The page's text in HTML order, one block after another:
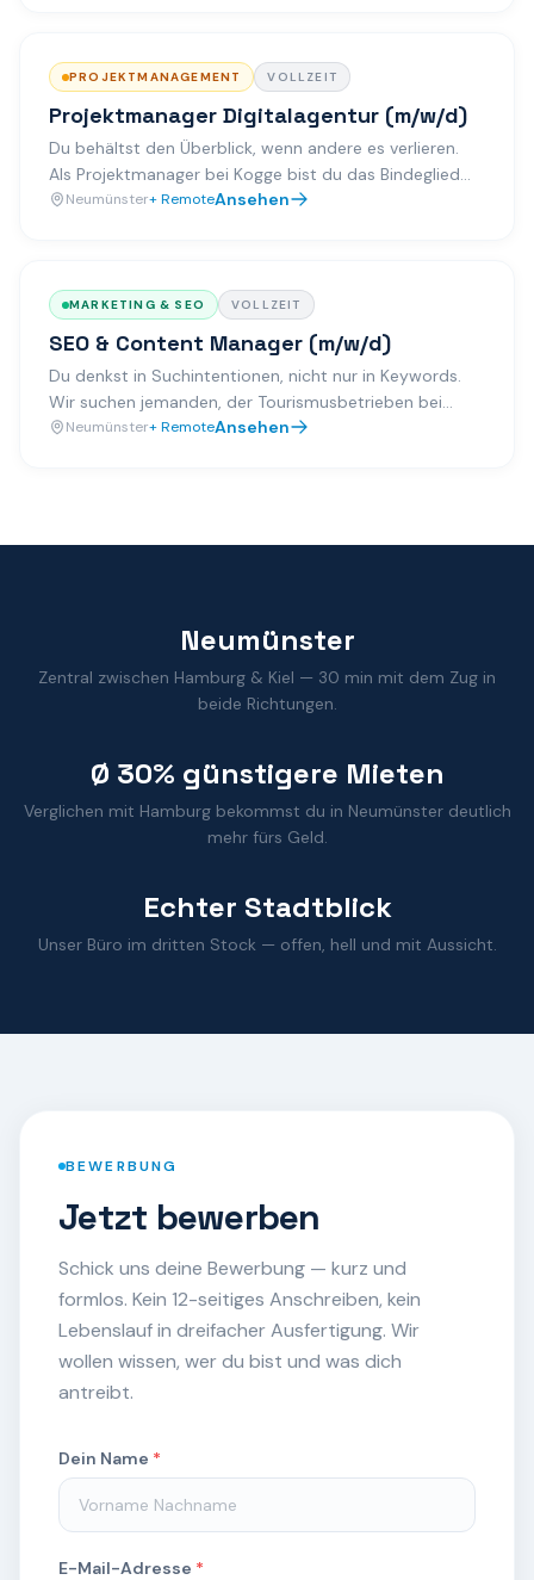
PROJEKTMANAGEMENT VOLLZEIT
Projektmanager Digitalagentur (m/w/d)
Du behältst den Überblick, wenn andere es verlieren.
Als Projektmanager bei Kogge bist du das Bindeglied
zwischen Kunden, Entwicklern und Kreativen — und du
Neumünster+ RemoteAnsehen
MARKETING & SEO VOLLZEIT
SEO & Content Manager (m/w/d)
Du denkst in Suchintentionen, nicht nur in Keywords.
Wir suchen jemanden, der Tourismusbetrieben bei
Google sichtbar macht — mit Strategie, gutem Text
Neumünster+ RemoteAnsehen
Neumünster
Zentral zwischen Hamburg & Kiel — 30 min mit dem Zug in
beide Richtungen.
Ø 30% günstigere Mieten
Verglichen mit Hamburg bekommst du in Neumünster deutlich
mehr fürs Geld.
Echter Stadtblick
Unser Büro im dritten Stock — offen, hell und mit Aussicht.
BEWERBUNG
Jetzt bewerben
Schick uns deine Bewerbung — kurz und
formlos. Kein 12-seitiges Anschreiben, kein
Lebens­lauf in dreifacher Ausfertigung. Wir
wollen wissen, wer du bist und was dich
antreibt.
Dein Name *
E-Mail-Adresse *